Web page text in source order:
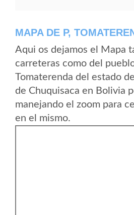
MAPA DE P,
Aqui os dejamos el Mapa
carreteras como del
Tomaterenda del estado
de Chuquisaca en Bolivia
manejando el zoom para
en el mismo.